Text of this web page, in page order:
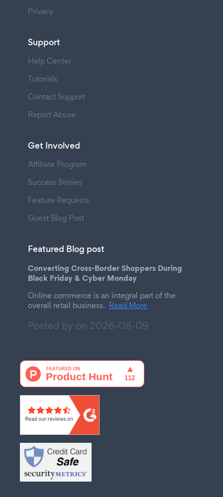
Privacy
Support
Help Center
Tutorials
Contact Support
Report Abuse
Get Involved
Affiliate Program
Success Stories
Feature Requests
Guest Blog Post
Featured Blog post
Converting Cross-Border Shoppers During
Black Friday & Cyber Monday
Online commerce is an integral part of the
overall retail business. Read More
Posted by on 2026-08-09